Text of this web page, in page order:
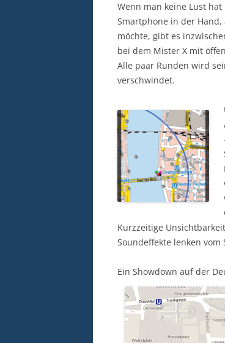
Wenn man keine Lust
Smartphone in der
möchte, gibt es
bei dem Mister X mit
Alle paar Runden wird
verschwindet.
Kurzzeitige
Soundeffekte lenken vom
Ein Showdown auf der